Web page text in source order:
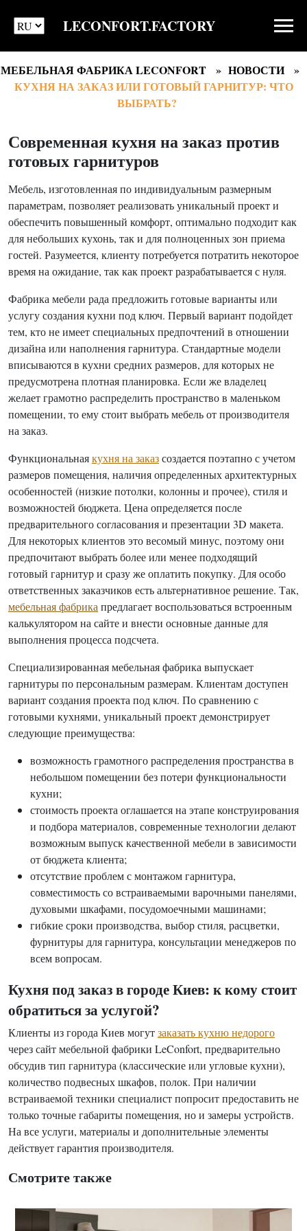
LECONFORT.FACTORY
МЕБЕЛЬНАЯ ФАБРИКА LECONFORT
НОВОСТИ
КУХНЯ НА ЗАКАЗ ИЛИ ГОТОВЫЙ ГАРНИТУР: ЧТО
ВЫБРАТЬ?
Современная кухня на заказ против
готовых гарнитуров
Мебель, изготовленная по индивидуальным размерным
параметрам, позволяет реализовать уникальный проект и
обеспечить повышенный комфорт, оптимально подходит как
для небольших кухонь, так и для полноценных зон приема
гостей. Разумеется, клиенту потребуется потратить некоторое
время на ожидание, так как проект разрабатывается с нуля.
Фабрика мебели рада предложить готовые варианты или
услугу создания кухни под ключ. Первый вариант подойдет
тем, кто не имеет специальных предпочтений в отношении
дизайна или наполнения гарнитура. Стандартные модели
вписываются в кухни средних размеров, для которых не
предусмотрена плотная планировка. Если же владелец
желает грамотно распределить пространство в маленьком
помещении, то ему стоит выбрать мебель от производителя
на заказ.
Функциональнаякухня на заказсоздается поэтапно с учетом
размеров помещения, наличия определенных архитектурных
особенностей (низкие потолки, колонны и прочее), стиля и
возможностей бюджета. Цена определяется после
предварительного согласования и презентации 3D макета.
Для некоторых клиентов это весомый минус, поэтому они
предпочитают выбрать более или менее подходящий
готовый гарнитур и сразу же оплатить покупку. Для особо
ответственных заказчиков есть альтернативное решение. Так,
мебельная фабрика предлагает воспользоваться встроенным
калькулятором на сайте и внести основные данные для
выполнения процесса подсчета.
Специализированная мебельная фабрика выпускает
гарнитуры по персональным размерам. Клиентам доступен
вариант создания проекта под ключ. По сравнению с
готовыми кухнями, уникальный проект демонстрирует
следующие преимущества:
возможность грамотного распределения пространства в
небольшом помещении без потери функциональности
кухни;
стоимость проекта оглашается на этапе конструирования
и подбора материалов, современные технологии делают
возможным выпуск качественной мебели в зависимости
от бюджета клиента;
отсутствие проблем с монтажом гарнитура,
совместимость со встраиваемыми варочными панелями,
духовыми шкафами, посудомоечными машинами;
гибкие сроки производства, выбор стиля, расцветки,
фурнитуры для гарнитура, консультации менеджеров по
всем вопросам.
Кухня под заказ в городе Киев: к кому стоит
обратиться за услугой?
Клиенты из города Киев могутзаказать кухню недорого
через сайт мебельной фабрики LeConfort, предварительно
обсудив тип гарнитура (классические или угловые кухни),
количество подвесных шкафов, полок. При наличии
встраиваемой техники специалист попросит предоставить не
только точные габариты помещения, но и замеры устройств.
На все услуги, материалы и дополнительные элементы
действует гарантия производителя.
Смотрите также